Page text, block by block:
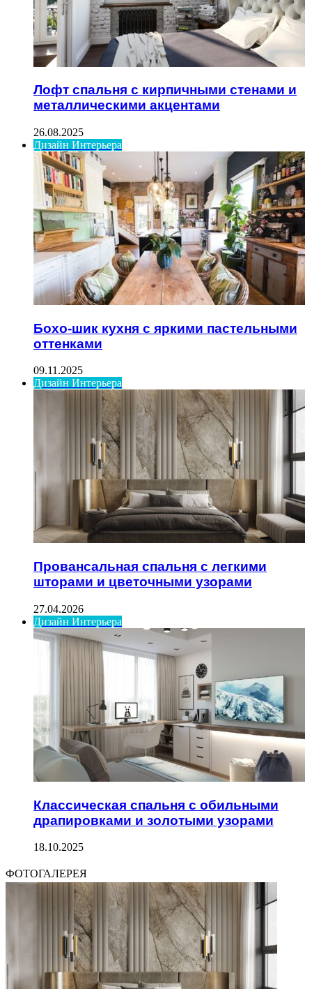
Лофт спальня с кирпичными стенами и
металлическими акцентами
26.08.2025
Дизайн Интерьера
Бохо-шик кухня с яркими пастельными
оттенками
09.11.2025
Дизайн Интерьера
Провансальная спальня с легкими
шторами и цветочными узорами
27.04.2026
Дизайн Интерьера
Классическая спальня с обильными
драпировками и золотыми узорами
18.10.2025
ФОТОГАЛЕРЕЯ